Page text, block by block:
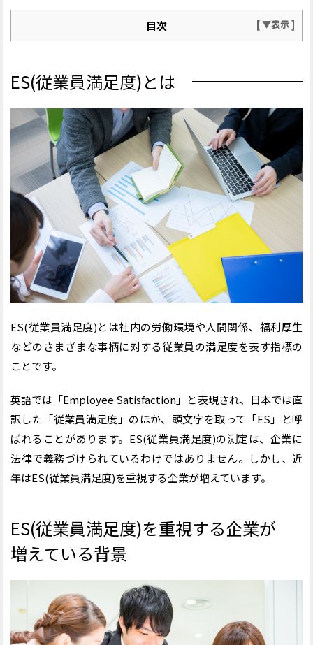
目次
■労働人口が減少しているため
■価値観が多様化しているため
ES(従業員満足度)を向上させることで期待できる効果
■従業員の定着率が向上
■生産性の向上
■顧客満足度の向上
■採用力の強化
ES(従業員満足度)を構成する6つのおもな要素
■企業ビジョンに対する共感を得られること
■適正な人事評価が実施されること
■仕事に対してやりがいを感じられること
■良好な人間関係を構築できること
■オフィス環境が快適であること
ES(従業員満足度)を測定する際の基本的な手順
■1．調査目的を明確化する
■3．測定を実施する
■4．測定結果を集計・分析する
■5．課題解決に向けた対策を検討する
【課題別】ES(従業員満足度)向上のための取り組み例
【取り組み例】ミーティングや社内報などを活用す
■【課題】人事評価への満足度を高める
【取り組み例】人事評価制度を見直す
■【課題】従業員に仕事に対するやりがいを感じても
【取り組み例】定期的に面談を実施する
■【課題】良好な人間関係を構築する
【取り組み例】コミュニケーションの活性化を図る
■【課題】従業員が働きやすい環境づくり
ES(従業員満足度)とは
ES(従業員満足度)とは社内の労働環境や人間関係、福利厚生
などのさまざまな事柄に対する従業員の満足度を表す指標の
ことです。
英語では「Employee Satisfaction」と表現され、日本では直
訳した「従業員満足度」のほか、頭文字を取って「ES」と呼
ばれることがあります。ES(従業員満足度)の測定は、企業に
法律で義務づけられているわけではありません。しかし、近
年はES(従業員満足度)を重視する企業が増えています。
ES(従業員満足度)を重視する企業が
増えている背景